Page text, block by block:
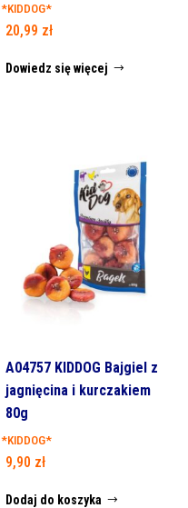
*KIDDOG*
20,99 zł
Dowiedz się więcej
A04757 KIDDOG Bajgiel z
jagnięcina i kurczakiem
80g
*KIDDOG*
9,90 zł
Dodaj do koszyka